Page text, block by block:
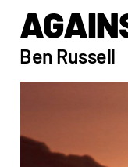
Ben Russell